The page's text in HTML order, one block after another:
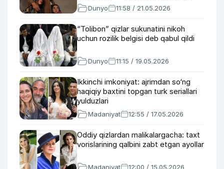
Dunyo 11:58 / 21.05.2026
“Tolibon” qizlar sukunatini nikoh
uchun rozilik belgisi deb qabul qildi
Dunyo 11:15 / 19.05.2026
Ikkinchi imkoniyat: ajrimdan so‘ng
haqiqiy baxtini topgan turk seriallari
yulduzlari
Madaniyat 12:55 / 17.05.2026
Oddiy qizlardan malikalargacha: taxt
vorislarining qalbini zabt etgan ayollar
Madaniyat 12:00 / 15.05.2026